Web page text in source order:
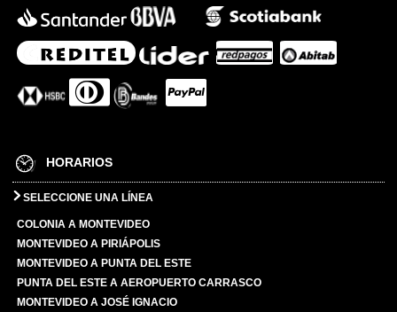
HORARIOS
SELECCIONE UNA LÍNEA
COLONIA A MONTEVIDEO
MONTEVIDEO A PIRIÁPOLIS
MONTEVIDEO A PUNTA DEL ESTE
PUNTA DEL ESTE A AEROPUERTO CARRASCO
MONTEVIDEO A JOSÉ IGNACIO